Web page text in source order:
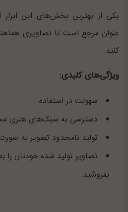
یکی از بهترین بخش‌های این ابزار
عنوان مرجع است تا تصاویری
کنید.
ویژگی‌های کلیدی:
سهولت در استفاده
دسترسی به سبک‌های هنری
تولید نامحدود تصویر به
تصاویر تولید شده خودتان را
بفروشید.